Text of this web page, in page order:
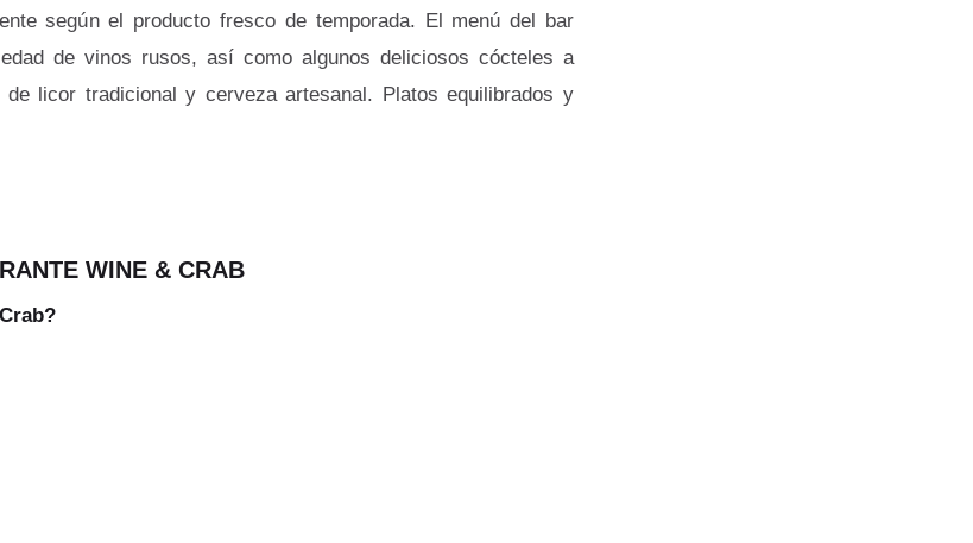
según el producto fresco de temporada. El menú del bar
de vinos rusos, así como algunos deliciosos cócteles a
licor tradicional y cerveza artesanal. Platos equilibrados y
WINE & CRAB